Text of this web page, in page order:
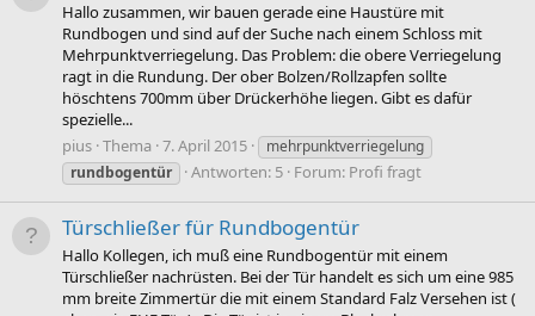
Hallo zusammen, wir bauen gerade eine Haustüre mit
Rundbogen und sind auf der Suche nach einem Schloss mit
Mehrpunktverriegelung. Das Problem: die obere Verriegelung
ragt in die Rundung. Der ober Bolzen/Rollzapfen sollte
höschtens 700mm über Drückerhöhe liegen. Gibt es dafür
spezielle...
pius Thema 7. April 2015
mehrpunktverriegelung
rundbogentür
Antworten: 5 Forum: Profi fragt
Türschließer für Rundbogentür
Hallo Kollegen, ich muß eine Rundbogentür mit einem
Türschließer nachrüsten. Bei der Tür handelt es sich um eine 985
mm breite Zimmertür die mit einem Standard Falz Versehen ist (